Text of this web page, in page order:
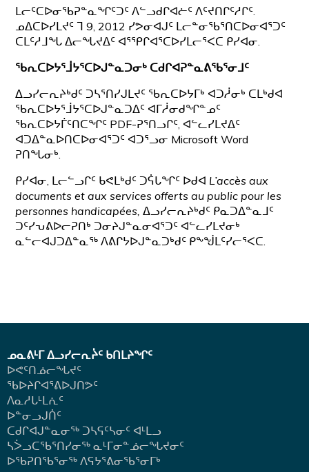
ᒪᓕᑦᑕᐅᓂᖃᕈᓐᓇᖏᑦᑐᑦ ᐱᓪᓗᑯᒋᐊᓖᑦ ᐱᑦᔪᑎᒋᑦᓱᒋᑦ.
ᓄᐃᑕᐅᓯᒪᔪᑦ ᒣ 9, 2012 ᓯᕗᓂᐊᒍᑦ ᒪᓕᓐᓂᖃᕐᑎᑕᐅᓂᐊᕐᑐᑦ
ᑕᒪᑦᓱᒧᖓ ᐃᓕᖓᔪᐃᑦ ᐊᕐᕿᒋᐊᕐᑕᐅᓯᒪᓕᕐᐸᑕ ᑭᓯᐊᓂ.
ᖃᕆᑕᐅᔭᕐᒨᔭᕐᑕᐅᒍᓐᓇᑐᓂᒃ ᑕᑯᒋᐊᕈᓐᓇᕕᖃᕐᓂᒧᑦ
ᐃᓗᓯᓕᕆᔨᒃᑯᑦ ᑐᓴᕐᑎᓯᒍᒪᔪᑦ ᖃᕆᑕᐅᔭᒥᒃ ᐊᑐᓲᓂᒃ ᑕᒪᒃᑯᐊ
ᖃᕆᑕᐅᔭᕐᒨᔭᕐᑕᐅᒍᓐᓇᑐᐃᑦ ᐊᒥᓲᓂᑯᖏᓐᓄᑦ
ᖃᕆᑕᐅᔭᒦᑦᑎᑕᖏᑦ PDF-ᕈᕐᑎᓗᒋᑦ, ᐊᓪᓚᓯᒪᔪᐃᑦ
ᐊᑐᐃᓐᓇᐅᑎᑕᐅᓂᐊᕐᑐᑦ ᐊᑐᕐᓗᓂ Microsoft Word
ᕈᑎᖓᓂᒃ.
ᑭᓯᐊᓂ, ᒪᓕᓪᓗᒋᑦ ᑲᕙᒪᒃᑯᑦ ᑐᕌᒐᖏᑦ ᐅᑯᐊ L’accès aux
documents et aux services offerts au public pour les
personnes handicapées, ᐃᓗᓯᓕᕆᔨᒃᑯᑦ ᑭᓇᑐᐃᓐᓇᒧᑦ
ᑐᑦᓯᕃᕕᐅᓕᕈᑎᒃ ᑐᓂᔨᒍᓐᓇᓂᐊᕐᑐᑦ ᐊᓪᓚᓯᒪᔪᓂᒃ
ᓇᓪᓕᐊᒍᑐᐃᓐᓇᖅ ᐱᕕᒋᔭᐅᒍᓐᓇᑐᒃᑯᑦ ᑭᖕᖒᒪᑦᓯᓕᕐᐸᑕ.
ᓄᓇᕕᒻᒥ ᐃᓗᓯᓕᕆᔩᑦ ᑲᑎᒪᔨᖏᑦ
ᐅᕙᑦᑎᓅᓕᖓᔪᑦ
ᖃᐅᔨᒋᐊᕐᕕᐅᒍᑎᕗᑦ
ᐱᓇᓱᒐᒻᒪᕇᑦ
ᐅᓐᓂᓗᒍᑏᑦ
ᑕᑯᒋᐊᒍᓐᓇᓂᖅ ᑐᓴᕋᑦᓴᓂᑦ ᐊᒻᒪᓗ
ᓴᐴᓗᑕᖃᕐᑎᓯᓂᖅ ᓇᒻᒥᓂᓐᓅᓕᖓᔪᓂᑦ
ᐅᖃᕈᑎᖃᕐᓂᖅ ᐱᕋᔭᕐᕕᓂᖃᕐᓂᒥᒃ